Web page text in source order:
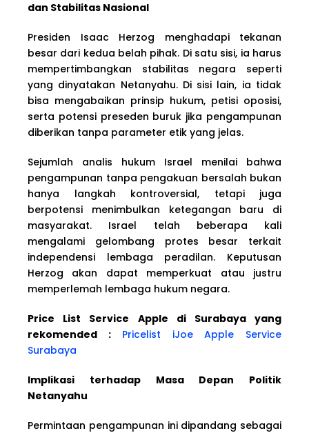
dan Stabilitas Nasional
Presiden Isaac Herzog menghadapi tekanan
besar dari kedua belah pihak. Di satu sisi, ia harus
mempertimbangkan stabilitas negara seperti
yang dinyatakan Netanyahu. Di sisi lain, ia tidak
bisa mengabaikan prinsip hukum, petisi oposisi,
serta potensi preseden buruk jika pengampunan
diberikan tanpa parameter etik yang jelas.
Sejumlah analis hukum Israel menilai bahwa
pengampunan tanpa pengakuan bersalah bukan
hanya langkah kontroversial, tetapi juga
berpotensi menimbulkan ketegangan baru di
masyarakat. Israel telah beberapa kali
mengalami gelombang protes besar terkait
independensi lembaga peradilan. Keputusan
Herzog akan dapat memperkuat atau justru
memperlemah lembaga hukum negara.
Price List Service Apple di Surabaya yang
rekomended :
Pricelist iJoe Apple Service
Surabaya
Implikasi terhadap Masa Depan Politik
Netanyahu
Permintaan pengampunan ini dipandang sebagai